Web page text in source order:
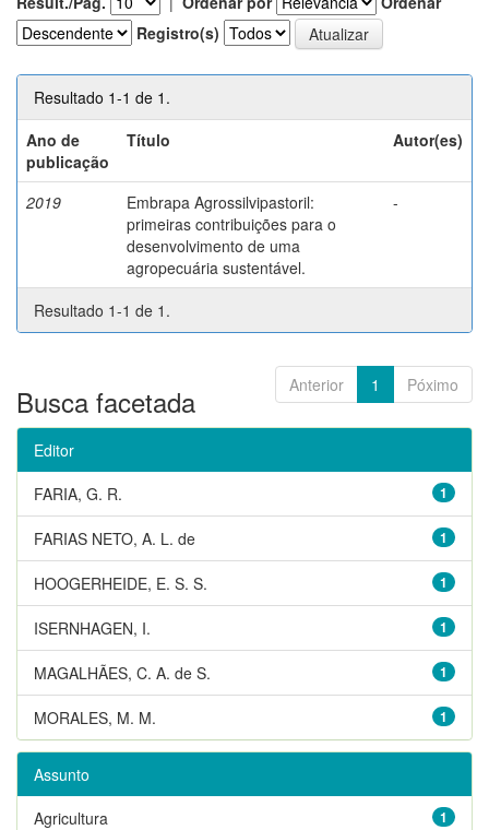
Registro(s)
Resultado 1-1 de 1.
Ano de
publicação
Título Autor(es)
2019
Embrapa Agrossilvipastoril:
primeiras contribuições para o
desenvolvimento de uma
agropecuária sustentável.
-
Resultado 1-1 de 1.
Anterior 1 Póximo
Busca facetada
Editor
1
FARIA, G. R.
1
FARIAS NETO, A. L. de
1
HOOGERHEIDE, E. S. S.
1
ISERNHAGEN, I.
1
MAGALHÃES, C. A. de S.
1
MORALES, M. M.
Assunto
1
Agricultura